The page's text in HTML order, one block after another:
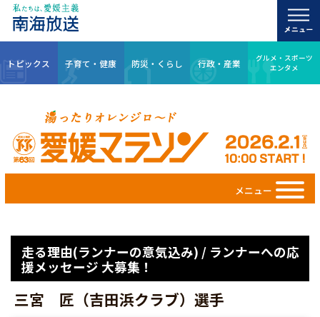
トピックス 子育て・健康 防災・くらし 行政・産業
グルメ・スポーツ
エンタメ
メニュー
走る理由(ランナーの意気込み) / ランナーへの応
援メッセージ 大募集！
三宮 匠（吉田浜クラブ）選手